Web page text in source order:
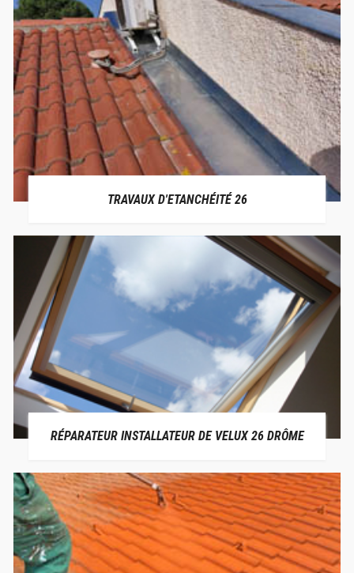
TRAVAUX D'ETANCHÉITÉ 26
RÉPARATEUR INSTALLATEUR DE VELUX 26 DRÔME